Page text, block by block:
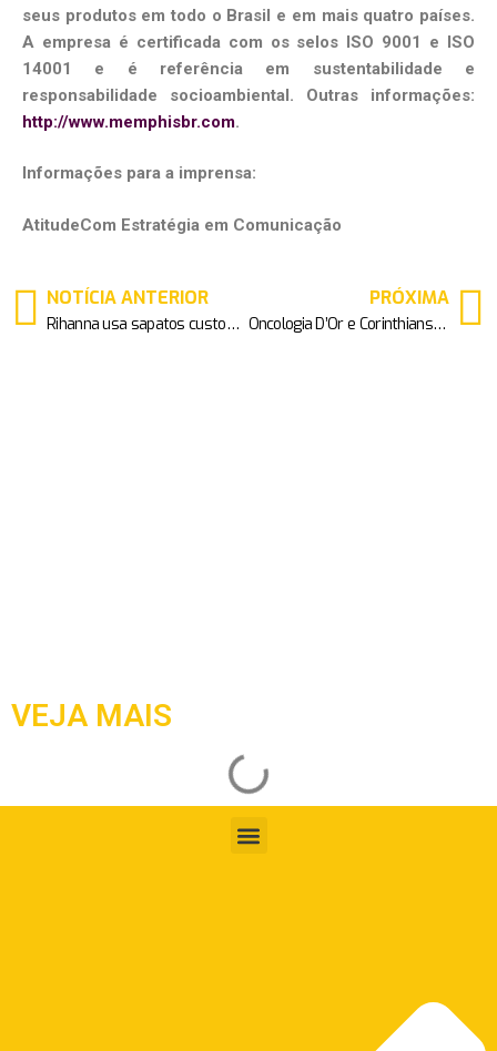
seus produtos em todo o Brasil e em mais quatro países.
A empresa é certificada com os selos ISO 9001 e ISO
14001 e é referência em sustentabilidade e
responsabilidade socioambiental. Outras informações:
http://www.memphisbr.com.
Informações para a imprensa:
AtitudeCom Estratégia em Comunicação
NOTÍCIA ANTERIOR
Rihanna usa sapatos customizados Christian Louboutin de píton para o aniversário de sua marca de beleza
PRÓXIMA
Oncologia D’Or e Corinthians fazem um gol de placa contra o câncer de mama
VEJA MAIS